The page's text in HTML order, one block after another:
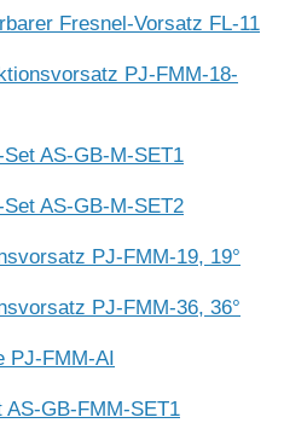
Fresnel-Vorsatz FL-11
PJ-FMM-18-
AS-GB-M-SET1
AS-GB-M-SET2
PJ-FMM-19, 19°
PJ-FMM-36, 36°
PJ-FMM-AI
AS-GB-FMM-SET1